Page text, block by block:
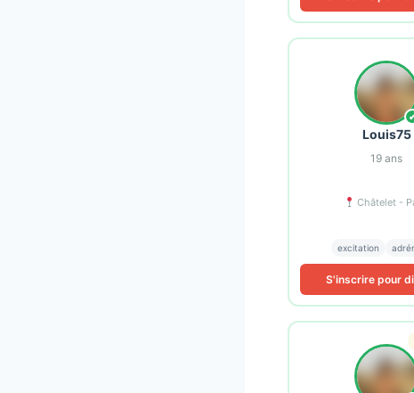
Louis75
19 ans
Châtelet -
excitation
S'inscrire pour